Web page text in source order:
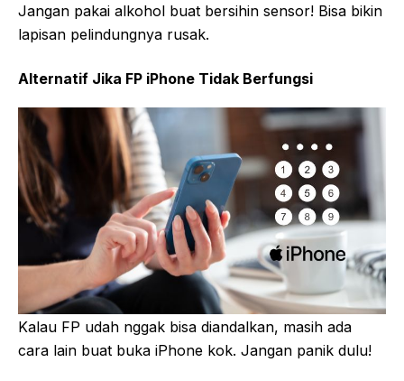
Jangan pakai alkohol buat bersihin sensor! Bisa bikin
lapisan pelindungnya rusak.
Alternatif Jika FP iPhone Tidak Berfungsi
Kalau FP udah nggak bisa diandalkan, masih ada
cara lain buat buka iPhone kok. Jangan panik dulu!